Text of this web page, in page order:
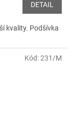
DETAIL
kvality. Podšívka
Kód:231/M